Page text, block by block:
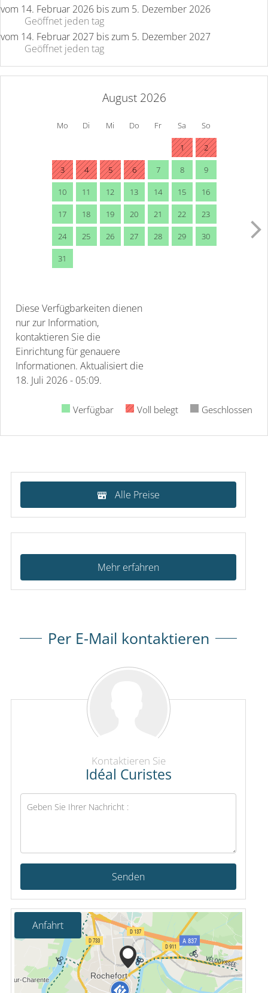
vom 14. Februar 2026 bis zum 5. Dezember 2026
Geöffnet jeden tag
vom 14. Februar 2027 bis zum 5. Dezember 2027
Geöffnet jeden tag
August 2026
Mo Di Mi Do Fr Sa So
1 2
3 4 5 6 7 8 9
10 11 12 13 14 15 16
17 18 19 20 21 22 23
24 25 26 27 28 29 30
31
Diese Verfügbarkeiten dienen
nur zur Information,
kontaktieren Sie die
Einrichtung für genauere
Informationen. Aktualisiert die
18. Juli 2026 - 05:09.
Verfügbar Voll belegt Geschlossen
Alle Preise
Mehr erfahren
Per E-Mail kontaktieren
Kontaktieren Sie
Idéal Curistes
Senden
Anfahrt